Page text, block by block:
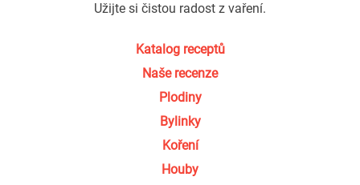
Užijte si čistou radost z vaření.
Katalog receptů
Naše recenze
Plodiny
Bylinky
Koření
Houby